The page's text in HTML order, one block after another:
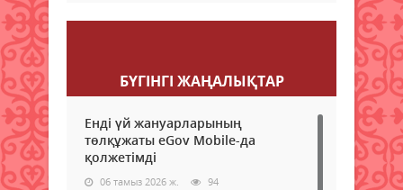
БҮГІНГI ЖАҢАЛЫҚТАР
Енді үй жануарларының
төлқұжаты eGov Mobile-да
қолжетімді
06 тамыз 2026 ж. 94